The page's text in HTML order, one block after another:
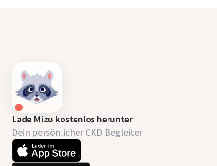
Lade Mizu kostenlos herunter
Dein persönlicher CKD Begleiter